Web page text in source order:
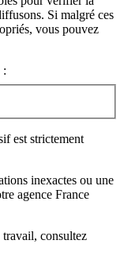
Si malgré ces
vous pouvez
:
est strictement
inexactes ou une
agence France
, consultez